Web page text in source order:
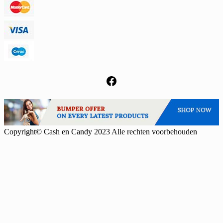
Facebook
Copyright© Cash en Candy 2023 Alle rechten voorbehouden